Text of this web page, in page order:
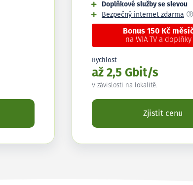
Doplňkové služby se slevou
Bezpečný internet zdarma
Bonus 150 Kč
na WIA TV a doplňky
Rychlost
až 2,5 Gbit/s
V závislosti na lokalitě.
Zjistit cenu